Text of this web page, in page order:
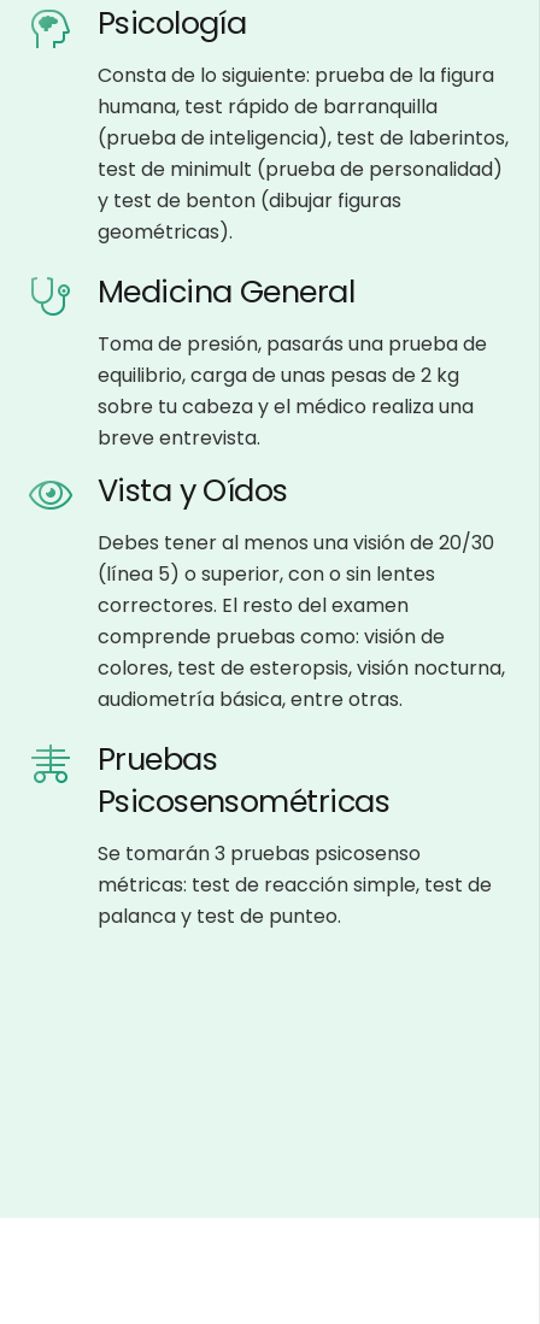
Psicología
Consta de lo siguiente: prueba de la figura
humana, test rápido de barranquilla
(prueba de inteligencia), test de laberintos,
test de minimult (prueba de personalidad)
y test de benton (dibujar figuras
geométricas).
Medicina General
Toma de presión, pasarás una prueba de
equilibrio, carga de unas pesas de 2 kg
sobre tu cabeza y el médico realiza una
breve entrevista.
Vista y Oídos
Debes tener al menos una visión de 20/30
(línea 5) o superior, con o sin lentes
correctores. El resto del examen
comprende pruebas como: visión de
colores, test de esteropsis, visión nocturna,
audiometría básica, entre otras.
Pruebas
Psicosensométricas
Se tomarán 3 pruebas psicosenso
métricas: test de reacción simple, test de
palanca y test de punteo.